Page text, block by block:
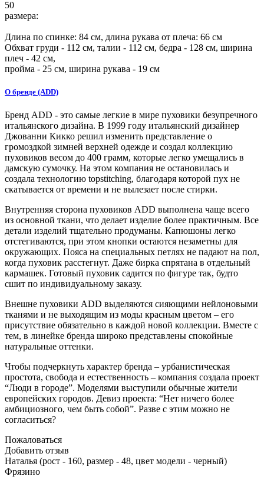
50
размера:
Длина по спинке: 84 см, длина рукава от плеча: 66 см
Обхват груди - 112 см, талии - 112 см, бедра - 128 см, ширина
плеч - 42 см,
пройма - 25 см, ширина рукава - 19 см
О бренде (ADD)
Бренд ADD - это самые легкие в мире пуховики безупречного
итальянского дизайна. В 1999 году итальянский дизайнер
Джованни Кикко решил изменить представление о
громоздкой зимней верхней одежде и создал коллекцию
пуховиков весом до 400 грамм, которые легко умещались в
дамскую сумочку. На этом компания не остановилась и
создала технологию topstitching, благодаря которой пух не
скатывается от времени и не вылезает после стирки.
Внутренняя сторона пуховиков ADD выполнена чаще всего
из основной ткани, что делает изделие более практичным. Все
детали изделий тщательно продуманы. Капюшоны легко
отстегиваются, при этом кнопки остаются незаметны для
окружающих. Пояса на специальных петлях не падают на пол,
когда пуховик расстегнут. Даже бирка спрятана в отдельный
кармашек. Готовый пуховик садится по фигуре так, будто
сшит по индивидуальному заказу.
Внешне пуховики ADD выделяются сияющими нейлоновыми
тканями и не выходящим из моды красным цветом – его
присутствие обязательно в каждой новой коллекции. Вместе с
тем, в линейке бренда широко представлены спокойные
натуральные оттенки.
Чтобы подчеркнуть характер бренда – урбанистическая
простота, свобода и естественность – компания создала проект
“Люди в городе”. Моделями выступили обычные жители
европейских городов. Девиз проекта: “Нет ничего более
амбициозного, чем быть собой”. Разве с этим можно не
согласиться?
Пожаловаться
Добавить отзыв
Наталья (рост - 160, размер - 48, цвет модели - черный)
Фрязино